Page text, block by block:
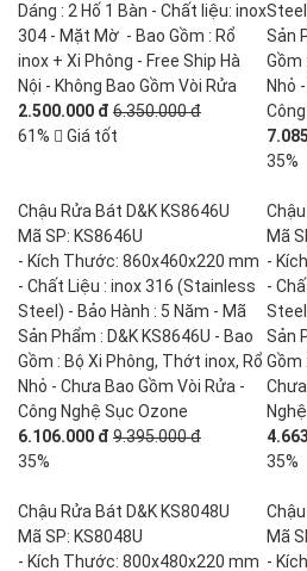
Dáng : 2 Hố 1 Bàn - Chất liệu: inox
304 - Mặt Mờ - Bao Gồm : Rổ
inox + Xi Phông - Free Ship Hà
Nội - Không Bao Gồm Vòi Rửa
2.500.000 đ 6.350.000 đ
61%
Giá tốt
Sản
Gồm
Nhỏ
35%
Chậu Rửa Bát D&K KS8646U
Mã SP: KS8646U
- Kích Thước: 860x460x220 mm
- Chất Liệu : inox 316 (Stainless
Steel) - Bảo Hành : 5 Năm - Mã
Sản Phẩm : D&K KS8646U - Bao
Gồm : Bộ Xi Phông, Thớt inox, Rổ
Nhỏ - Chưa Bao Gồm Vòi Rửa -
Công Nghệ Sục Ozone
6.106.000 đ 9.395.000 đ
35%
Mã
-
-
Sản
Gồm
35%
Chậu Rửa Bát D&K KS8048U
Mã SP: KS8048U
- Kích Thước: 800x480x220 mm
Mã
-